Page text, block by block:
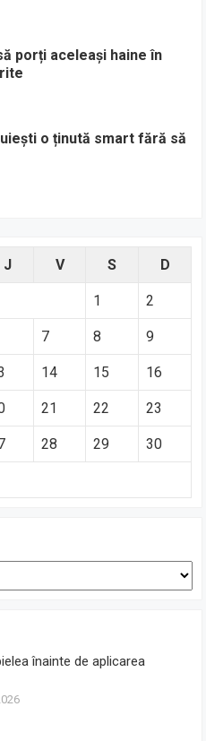
porți aceleași haine în
o ținută smart fără să
J V S D
1 2
7 8 9
14 15 16
21 22 23
28 29 30
înainte de aplicarea